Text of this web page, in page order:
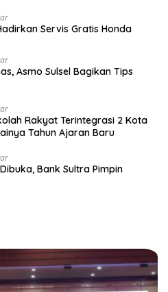
Servis Gratis Honda
Asmo Sulsel Bagikan Tips
Rakyat Terintegrasi 2 Kota
Tahun Ajaran Baru
Bank Sultra Pimpin